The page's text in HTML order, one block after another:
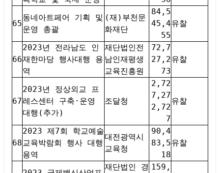
65
동네아트페어 기획 및
운영 총괄
(재)부천문
화재단
84,5
45,4
55
유찰
66
2023년 전라남도 인
재한마당 행사대행 용
역
재단법인전
남인재평생
교육진흥원
72,7
27,2
73
유찰
67
2023년 정상외교 프
레스센터 구축·운영
대행(추가)
조달청
2,72
7,27
2,72
7
유찰
68
2023 제7회 학교예술
교육박람회 행사 대행
용역
대전광역시
교육청
90,4
83,5
18
유찰
재단법인 경 159,